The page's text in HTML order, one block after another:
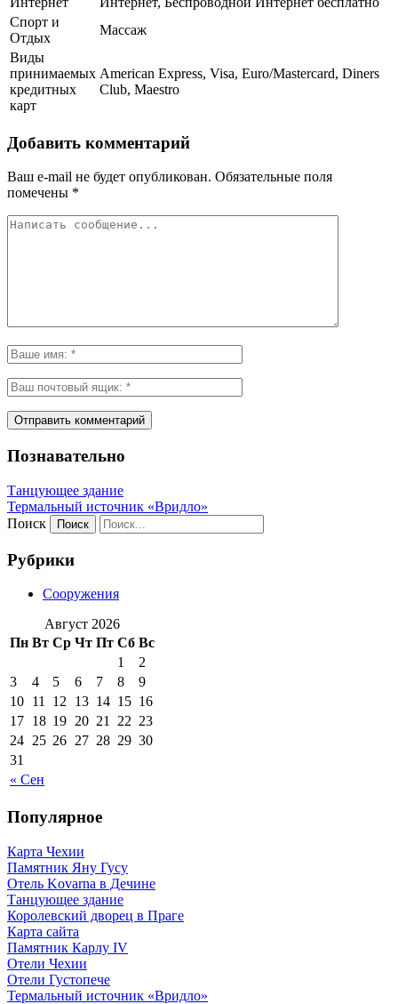
Спорт и
Отдых
Массаж
Виды
принимаемых
кредитных
карт
American Express, Visa, Euro/Mastercard, Diners
Club, Maestro
Добавить комментарий
Ваш e-mail не будет опубликован. Обязательные поля
помечены *
Познавательно
Танцующее здание
Термальный источник «Вридло»
Поиск
Рубрики
Сооружения
Август 2026
Пн Вт Ср Чт Пт Сб Вс
« Сен
1
2
3
4 5 6 7 8
9
10 11 12 13 14 15 16
17 18 19 20 21 22 23
24 25 26 27 28 29 30
31
Популярное
Карта Чехии
Памятник Яну Гусу
Отель Kovarna в Дечине
Танцующее здание
Королевский дворец в Праге
Карта сайта
Памятник Карлу IV
Отели Чехии
Отели Густопече
Термальный источник «Вридло»